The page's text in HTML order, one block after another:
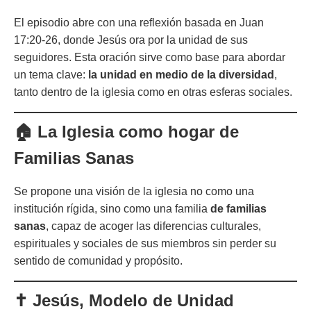
El episodio abre con una reflexión basada en Juan
17:20-26, donde Jesús ora por la unidad de sus
seguidores. Esta oración sirve como base para abordar
un tema clave: la unidad en medio de la diversidad ,
tanto dentro de la iglesia como en otras esferas sociales.
🏠 La Iglesia como hogar de
Familias Sanas
Se propone una visión de la iglesia no como una
institución rígida, sino como una familia de familias
sanas, capaz de acoger las diferencias culturales,
espirituales y sociales de sus miembros sin perder su
sentido de comunidad y propósito.
✝️ Jesús, Modelo de Unidad